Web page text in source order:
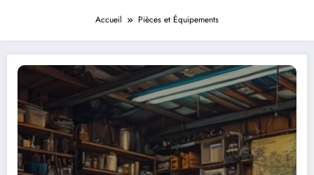
Accueil Pièces et Équipements